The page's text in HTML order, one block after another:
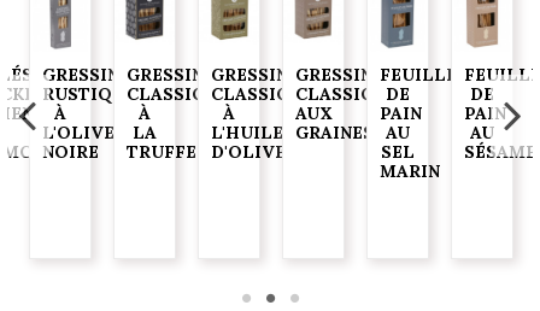
GRESSINS
RUSTIQUES
À
L'OLIVE
NOIRE
GRESSINS
CLASSIQUES
À
LA
TRUFFE
GRESSINS
CLASSIQUES
À
L'HUILE
D'OLIVE
GRESSINS
CLASSIQUES
AUX
GRAINES
FEUILLES
DE
PAIN
AU
SEL
MARIN
DE
PAIN
AU
SÉSAME